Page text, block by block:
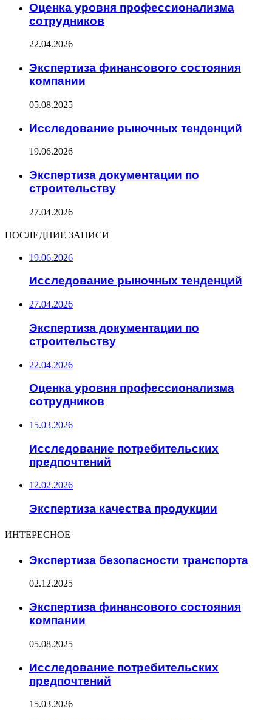
Оценка уровня профессионализма
сотрудников
22.04.2026
Экспертиза финансового состояния
компании
05.08.2025
Исследование рыночных тенденций
19.06.2026
Экспертиза документации по
строительству
27.04.2026
ПОСЛЕДНИЕ ЗАПИСИ
19.06.2026
Исследование рыночных тенденций
27.04.2026
Экспертиза документации по
строительству
22.04.2026
Оценка уровня профессионализма
сотрудников
15.03.2026
Исследование потребительских
предпочтений
12.02.2026
Экспертиза качества продукции
ИНТЕРЕСНОЕ
Экспертиза безопасности транспорта
02.12.2025
Экспертиза финансового состояния
компании
05.08.2025
Исследование потребительских
предпочтений
15.03.2026